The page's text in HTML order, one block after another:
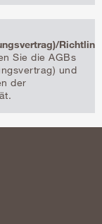
Sie die AGBs
und
der